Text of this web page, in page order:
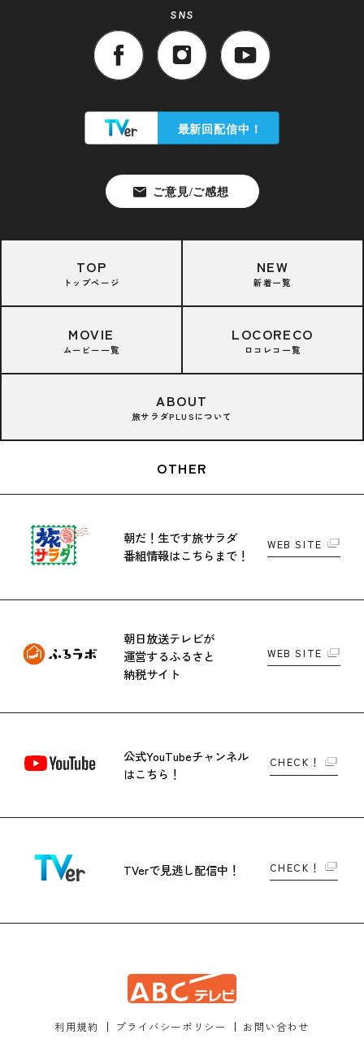
SNS
TOP
トップページ
NEW
新着一覧
MOVIE
ムービー一覧
LOCORECO
ロコレコ一覧
ABOUT
旅サラダPLUSについて
OTHER
朝だ！生です旅サラダ
番組情報はこちらまで！
WEB SITE
朝日放送テレビが
運営するふるさと
納税サイト
WEB SITE
公式YouTubeチャンネル
はこちら！
CHECK！
TVerで見逃し配信中！ CHECK！
利用規約 プライバシーポリシー お問い合わせ